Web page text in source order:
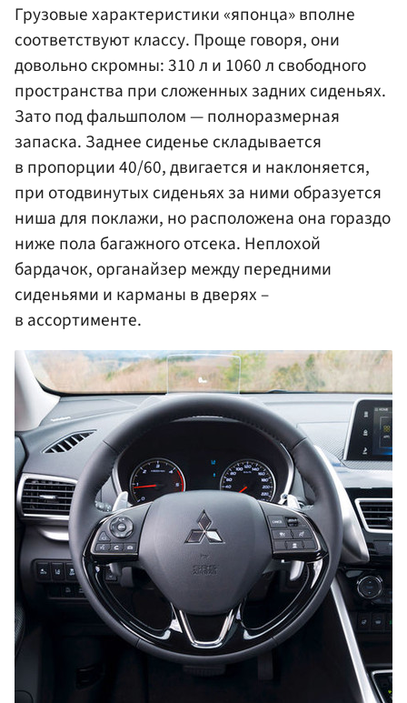
Грузовые характеристики «японца» вполне
соответствуют классу. Проще говоря, они
довольно скромны: 310 л и 1060 л свободного
пространства при сложенных задних сиденьях.
Зато под фальшполом — полноразмерная
запаска. Заднее сиденье складывается
в пропорции 40/60, двигается и наклоняется,
при отодвинутых сиденьях за ними образуется
ниша для поклажи, но расположена она гораздо
ниже пола багажного отсека. Неплохой
бардачок, органайзер между передними
сиденьями и карманы в дверях –
в ассортименте.